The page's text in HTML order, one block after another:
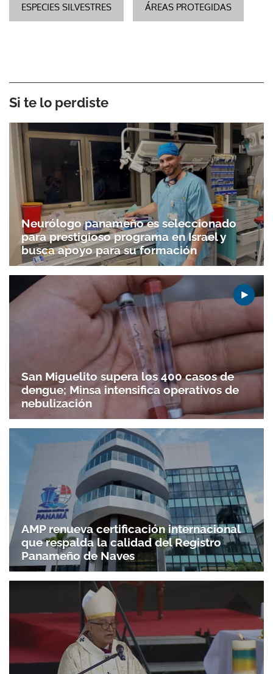
ESPECIES SILVESTRES ÁREAS PROTEGIDAS
Si te lo perdiste
Neurólogo panameño es seleccionado
para prestigioso programa en Israel y
busca apoyo para su formación
San Miguelito supera los 400 casos de
dengue; Minsa intensifica operativos de
nebulización
AMP renueva certificación internacional
que respalda la calidad del Registro
Panameño de Naves